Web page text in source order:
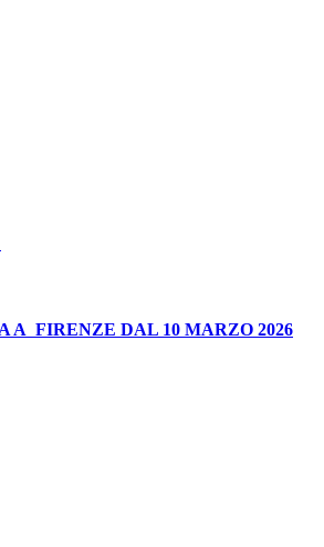
A FIRENZE DAL 10 MARZO 2026